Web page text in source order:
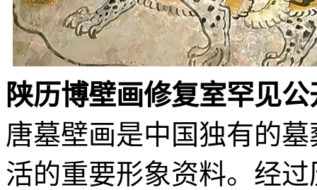
陕历博壁画修复室罕见
唐墓壁画是中国独有的
活的重要形象资料。经